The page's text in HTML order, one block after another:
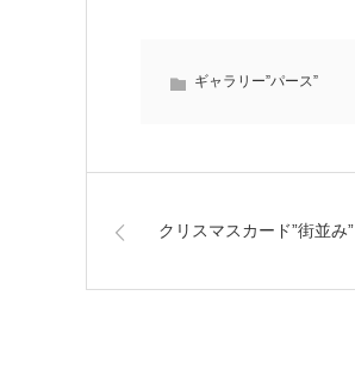
ギャラリー”パース”
クリスマスカード”街並み”